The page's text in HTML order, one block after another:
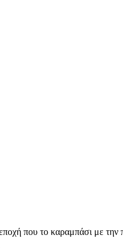
που το καραμπάσι με την